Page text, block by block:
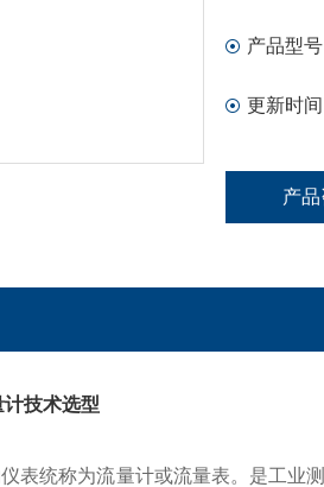
产品型号
更新时间
产
技术选型
表统称为流量计或流量表。是工业